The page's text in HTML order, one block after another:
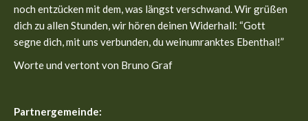
noch entzücken mit dem, was längst verschwand. Wir grüßen
dich zu allen Stunden, wir hören deinen Widerhall: “Gott
segne dich, mit uns verbunden, du weinumranktes Ebenthal!”
Worte und vertont von Bruno Graf
Partnergemeinde: